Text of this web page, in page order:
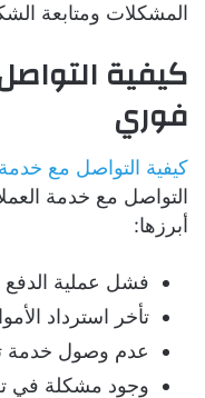
المشكلات ومتابعة
كيفية
فوري
كيفية التواصل مع
التواصل مع خدمة
أبرزها:
فشل عملية الدفع
تأخر استرداد
عدم وصول خدمة
وجود مشكلة في